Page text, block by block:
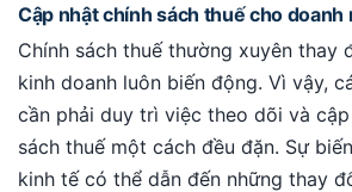
Cập nhật chính sách thuế cho doanh
Chính sách thuế thường xuyên thay
kinh doanh luôn biến động. Vì vậy,
cần phải duy trì việc theo dõi và
sách thuế một cách đều đặn. Sự
kinh tế có thể dẫn đến những thay